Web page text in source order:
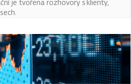
je tvořena rozhovory s klienty,